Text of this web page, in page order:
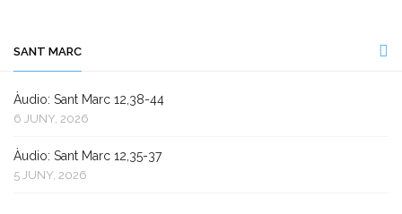
SANT MARC
Àudio: Sant Marc 12,38-44
6 JUNY, 2026
Àudio: Sant Marc 12,35-37
5 JUNY, 2026